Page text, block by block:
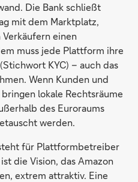
Die Bank schließt
mit dem Marktplatz,
einen
muss jede Plattform ihre
KYC) – auch das
Wenn Kunden und
lokale Rechtsräume
des Euroraums
werden.
für Plattformbetreiber
die Vision, das Amazon
extrem attraktiv. Eine